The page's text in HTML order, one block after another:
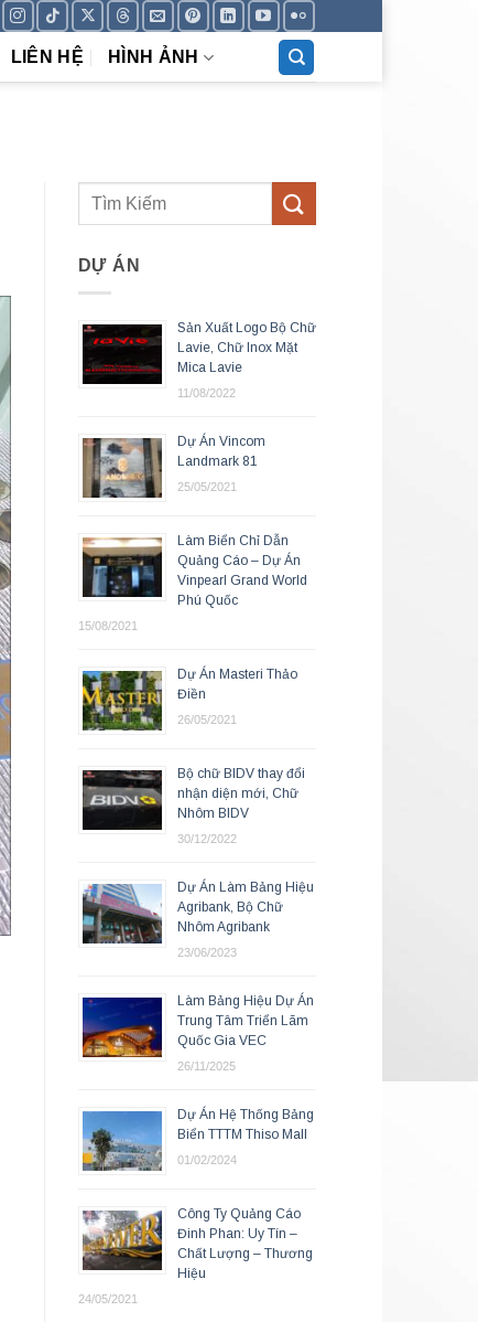
LIÊN HỆ HÌNH ẢNH
DỰ ÁN
Sản Xuất Logo Bộ Chữ
Lavie, Chữ Inox Mặt
Mica Lavie
11/08/2022
Dự Án Vincom
Landmark 81
25/05/2021
Làm Biển Chỉ Dẫn
Quảng Cáo – Dự Án
Vinpearl Grand World
Phú Quốc
15/08/2021
Dự Án Masteri Thảo
Điền
26/05/2021
Bộ chữ BIDV thay đổi
nhận diện mới, Chữ
Nhôm BIDV
30/12/2022
Dự Án Làm Bảng Hiệu
Agribank, Bộ Chữ
Nhôm Agribank
23/06/2023
Làm Bảng Hiệu Dự Án
Trung Tâm Triển Lãm
Quốc Gia VEC
26/11/2025
Dự Án Hệ Thống Bảng
Biển TTTM Thiso Mall
01/02/2024
Công Ty Quảng Cáo
Đinh Phan: Uy Tín –
Chất Lượng – Thương
Hiệu
24/05/2021